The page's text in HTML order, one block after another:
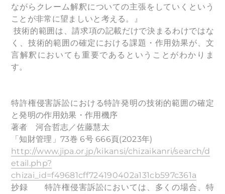
ながらクレーム解釈についての主張をしていくという
ことが非常に望ましいと考える。』
技術的範囲は、請求項の記載だけで決まるわけではな
く、 技術的範囲の確定における課題・作用効果が、文
言解釈においても重要であるということがわかりま
す。
特許権侵害訴訟における特許発明の技術的範囲の確定
と発明の作用効果・作用機序
著者 河合哲志／佐藤慧太
「知財管理」73巻 6号 666頁(2023年)
http://www.jipa.or.jp/kikansi/chizaikanri/search/d
etail.php?
chizai_id=f49681cff724190402a131cb597c361a
抄録 特許権侵害訴訟においては、多くの場合、特